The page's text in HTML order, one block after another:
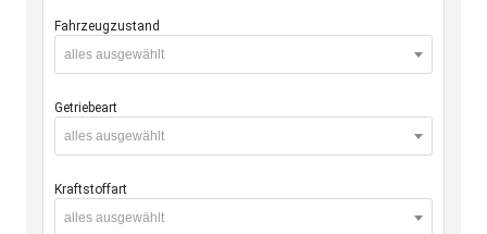
Fahrzeugzustand
alles ausgewählt
Getriebeart
alles ausgewählt
Kraftstoffart
alles ausgewählt